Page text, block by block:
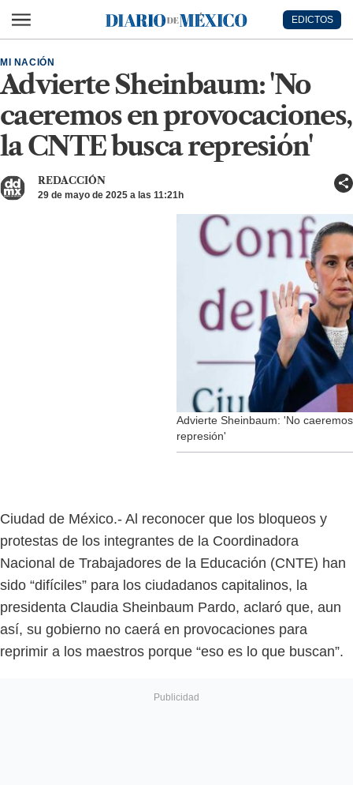
Diario de México
EDICTOS
Advierte Sheinbaum: 'No
caeremos en provocaciones,
la CNTE busca represión'
MI NACIÓN
REDACCIÓN
29 de mayo de 2025 a las 11:21h
Advierte Sheinbaum: 'No
represión'
Ciudad de México.- Al reconocer que los bloqueos y
protestas de los integrantes de la Coordinadora
Nacional de Trabajadores de la Educación (CNTE) han
sido “difíciles” para los ciudadanos capitalinos, la
presidenta Claudia Sheinbaum Pardo, aclaró que, aun
así, su gobierno no caerá en provocaciones para
reprimir a los maestros porque “eso es lo que buscan”.